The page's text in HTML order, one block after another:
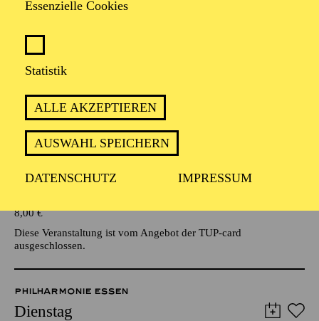
Essenzielle Cookies
Statistik
ALLE AKZEPTIEREN
AUSWAHL SPEICHERN
DATENSCHUTZ IMPRESSUM
Grillo-Theater
BLICK AUF DEN IRAN –
STIMMEN ZUR AKTUELLEN
LAGE
Veranstalter: Eine Kooperationsveranstaltung mit der Stadt
Essen
8,00€
Diese Veranstaltung ist vom Angebot der TUP-card
ausgeschlossen.
PHILHARMONIE ESSEN
Dienstag